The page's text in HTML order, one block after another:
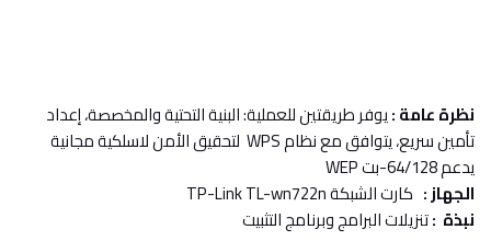
نظرة عامة :يوفر طريقتين للعملية: البنية التحتية والمخصصة، إعداد
تأمين سريع، يتوافق مع نظام WPS لتحقيق الأمن لاسلكية مجانية
يدعم 64/128-بت WEP
الجهاز : كارت الشبكة TP-Link TL-wn722n
نبذة :تنزيلات البرامج وبرنامج التثبيت